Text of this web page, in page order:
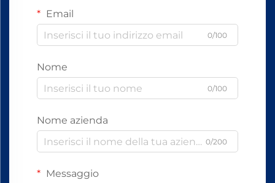
Email
0/100
Nome
0/100
Nome azienda
0/200
Messaggio